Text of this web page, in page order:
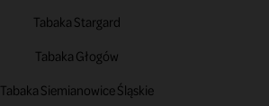
Tabaka Stargard
Tabaka Głogów
Tabaka Siemianowice Śląskie